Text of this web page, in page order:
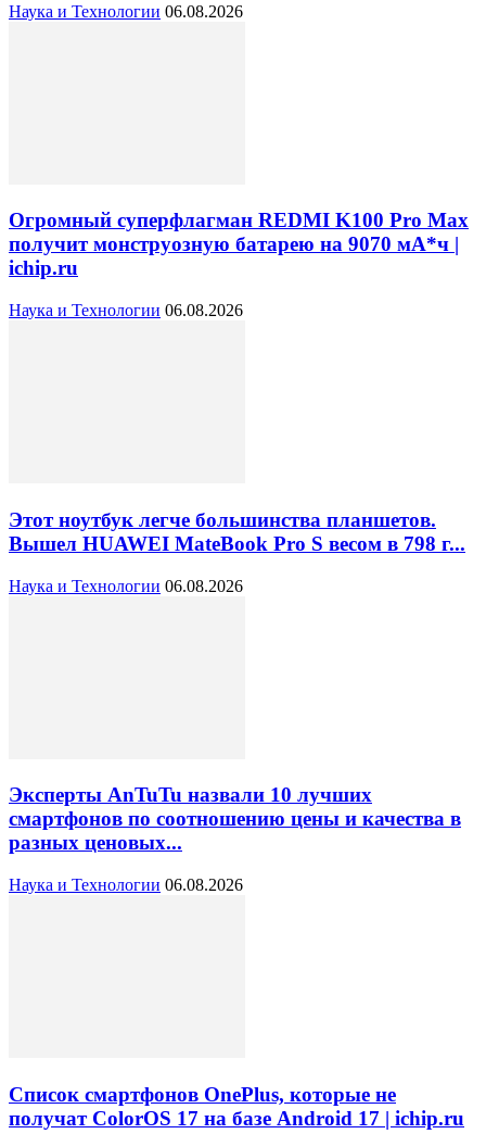
Наука и Технологии 06.08.2026
Огромный суперфлагман REDMI K100 Pro Max
получит монструозную батарею на 9070 мА*ч |
ichip.ru
Наука и Технологии 06.08.2026
Этот ноутбук легче большинства планшетов.
Вышел HUAWEI MateBook Pro S весом в 798 г...
Наука и Технологии 06.08.2026
Эксперты AnTuTu назвали 10 лучших
смартфонов по соотношению цены и качества в
разных ценовых...
Наука и Технологии 06.08.2026
Список смартфонов OnePlus, которые не
получат ColorOS 17 на базе Android 17 | ichip.ru